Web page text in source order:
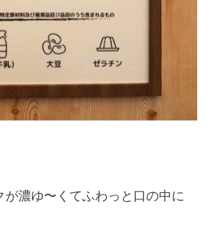
が濃ゆ〜くてふわっと口の中に